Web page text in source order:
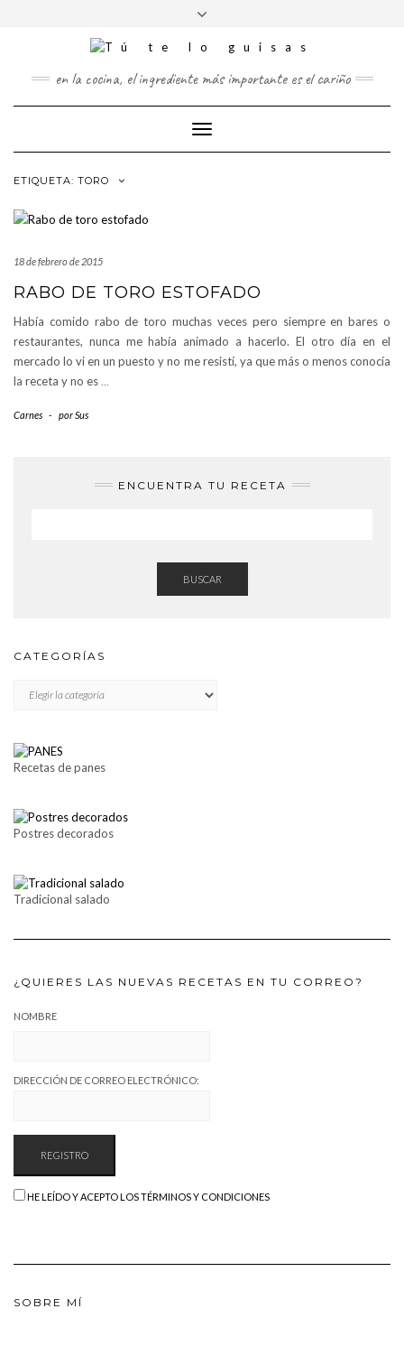
TWITTERPINTEREST
cabecera
en la cocina, el ingrediente más importante es el cariño
Cambiar
modo
ETIQUETA: TORO
18 de febrero de 2015
RABO DE TORO ESTOFADO
Había comido rabo de toro muchas veces pero siempre en bares o
restaurantes, nunca me había animado a hacerlo. El otro día en el
mercado lo vi en un puesto y no me resistí, ya que más o menos conocía
la receta y no es …
Carnes - porSus
ENCUENTRA TU RECETA
BUSCAR
CATEGORÍAS
Recetas de panes
Postres decorados
Tradicional salado
¿QUIERES LAS NUEVAS RECETAS EN TU CORREO?
NOMBRE
DIRECCIÓN DE CORREO ELECTRÓNICO:
HE LEÍDO Y ACEPTO LOS TÉRMINOS Y CONDICIONES
SOBRE MÍ